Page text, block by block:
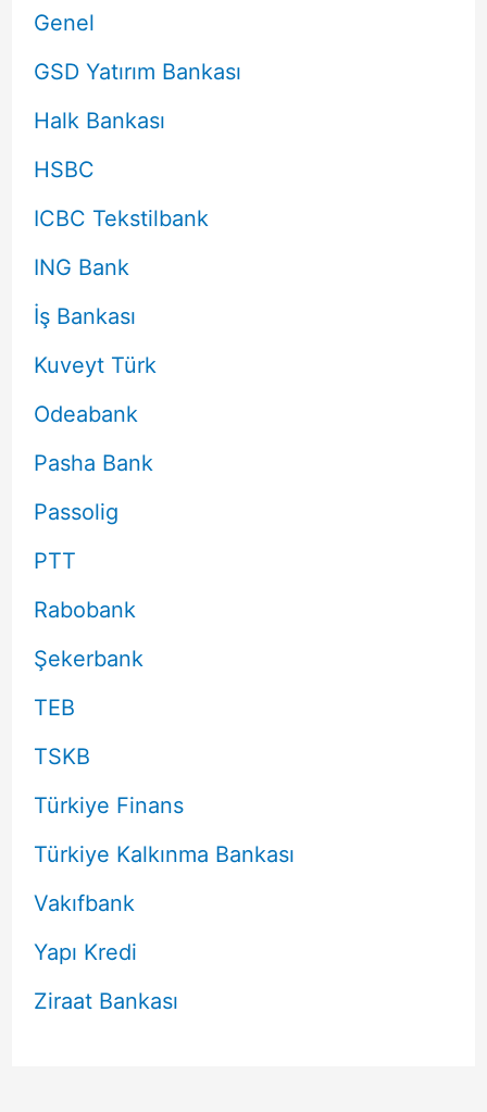
Genel
GSD Yatırım Bankası
Halk Bankası
HSBC
ICBC Tekstilbank
ING Bank
İş Bankası
Kuveyt Türk
Odeabank
Pasha Bank
Passolig
PTT
Rabobank
Şekerbank
TEB
TSKB
Türkiye Finans
Türkiye Kalkınma Bankası
Vakıfbank
Yapı Kredi
Ziraat Bankası